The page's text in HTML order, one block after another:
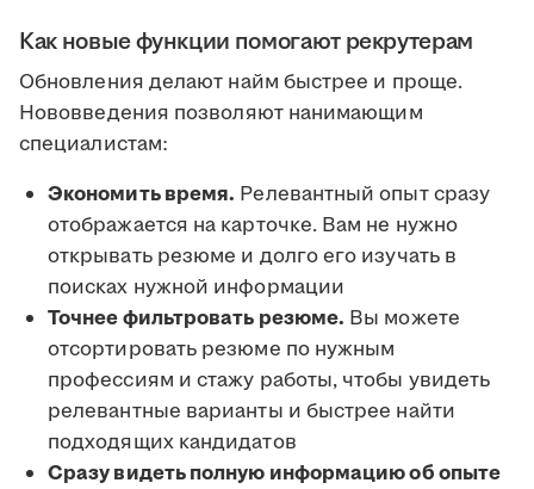
Как новые функции помогают рекрутерам
Обновления делают найм быстрее и проще.
Нововведения позволяют нанимающим
специалистам:
Экономить время. Релевантный опыт сразу
отображается на карточке. Вам не нужно
открывать резюме и долго его изучать в
поисках нужной информации
Точнее фильтровать резюме. Вы можете
отсортировать резюме по нужным
профессиям и стажу работы, чтобы увидеть
релевантные варианты и быстрее найти
подходящих кандидатов
Сразу видеть полную информацию об опыте